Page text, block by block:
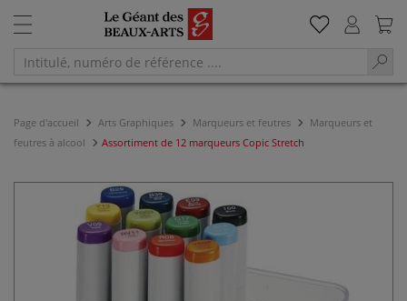
Page d'accueil Arts Graphiques Marqueurs et feutres
Marqueurs et
feutres à alcool
Assortiment de 12 marqueurs Copic Stretch